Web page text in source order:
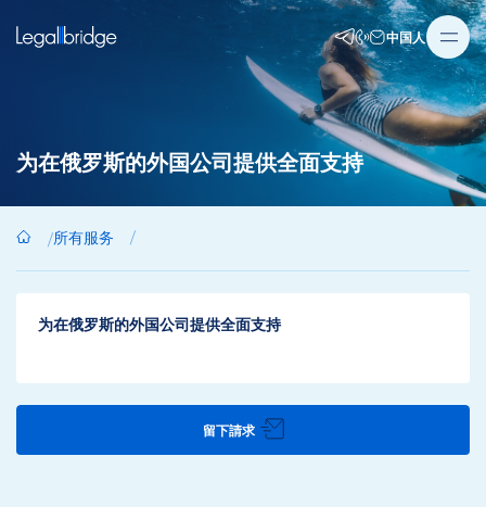
中国人
为在俄罗斯的外国公司提供全面支持
所有服务
留下請求
为在俄罗斯的外国公司提供全面支持